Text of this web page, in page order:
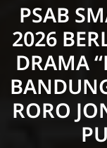
PSAB
2026
DRAMA
RORO